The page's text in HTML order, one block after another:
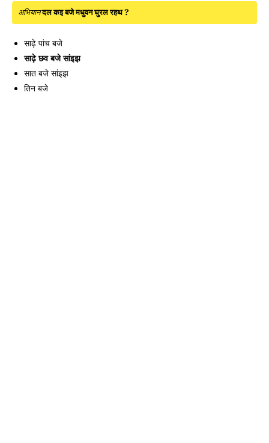
अभियानदल कइ बजे मधुवन घुरल रहथ ?
साढ़े पांच बजे
साढ़े छव बजे सांइझ
सात बजे सांइझ
तिन बजे